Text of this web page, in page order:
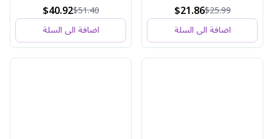
$25.99
$21.86
اضافة الى السلة
$51.40
$40.92
اضافة الى السلة